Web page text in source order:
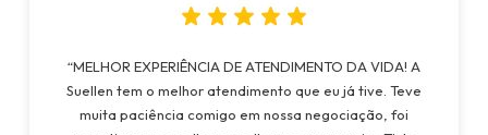
“MELHOR EXPERIÊNCIA DE ATENDIMENTO DA VIDA! A
Suellen tem o melhor atendimento que eu já tive. Teve
muita paciência comigo em nossa negociação, foi